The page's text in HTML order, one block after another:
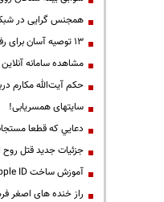
همجنس گرایی در
13 توصیه آسان برای رفع بوی بد دهان
مشاهده سامانه
حكم آيت‌الله مكارم
سایتهای همسریابی!
دعايي كه قطعا
جزئیات جدید قتل روح
آموزش ساخت Apple ID برای کاربران ایرانی
راز خنده های اصغر